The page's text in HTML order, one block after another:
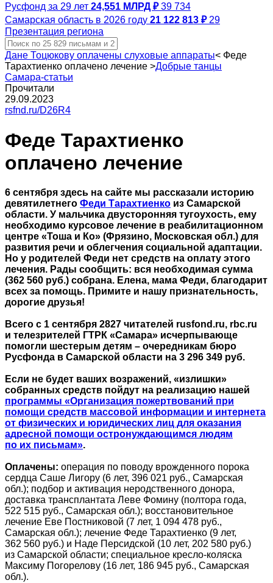
Русфонд за 29 лет 24,551 МЛРД ₽ 39 734
Самарская область в 2026 году 21 122 813 ₽ 29
Презентация региона
Дане Тоцюкову оплачены слуховые аппараты< Феде
Тарахтиенко оплачено лечение >Добрые танцы
Самара-статьи
Прочитали
29.09.2023
rsfnd.ru/D26R4
Феде Тарахтиенко
оплачено лечение
6 сентября здесь на сайте мы рассказали историю
девятилетнего Феди Тарахтиенко из Самарской
области. У мальчика двусторонняя тугоухость, ему
необходимо курсовое лечение в реабилитационном
центре «Тоша и Ко» (Фрязино, Московская обл.) для
развития речи и облегчения социальной адаптации.
Но у родителей Феди нет средств на оплату этого
лечения. Рады сообщить: вся необходимая сумма
(362 560 руб.) собрана. Елена, мама Феди, благодарит
всех за помощь. Примите и нашу признательность,
дорогие друзья!
Всего с 1 сентября 2827 читателей rusfond.ru, rbc.ru
и телезрителей ГТРК «Самара» исчерпывающе
помогли шестерым детям – очередникам бюро
Русфонда в Самарской области на 3 296 349 руб.
Если не будет ваших возражений, «излишки»
собранных средств пойдут на реализацию нашей
программы «Организация пожертвований при
помощи средств массовой информации и интернета
от физических и юридических лиц для оказания
адресной помощи остронуждающимся людям
по их письмам».
Оплачены: операция по поводу врожденного порока
сердца Саше Лигору (6 лет, 396 021 руб., Самарская
обл.); подбор и активация неродственного донора,
доставка трансплантата Леве Фомину (полтора года,
522 515 руб., Самарская обл.); восстановительное
лечение Еве Постниковой (7 лет, 1 094 478 руб.,
Самарская обл.); лечение Феде Тарахтиенко (9 лет,
362 560 руб.) и Наде Персидской (10 лет, 202 580 руб.)
из Самарской области; специальное кресло-коляска
Максиму Погорелову (16 лет, 186 945 руб., Самарская
обл.).